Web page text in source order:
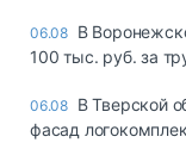
06.08 В
100 тыс. руб. за
06.08 В Тверской
фасад